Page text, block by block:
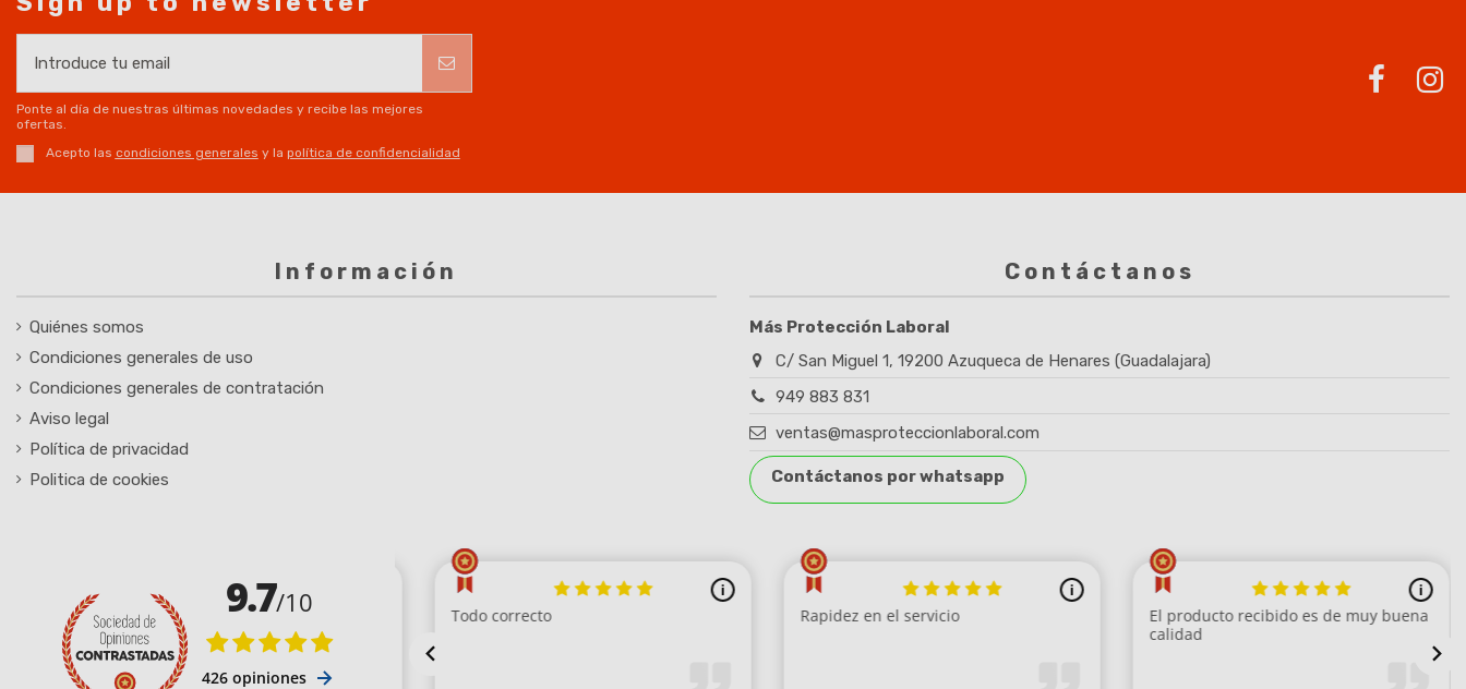
Ponte al día de nuestras últimas novedades y recibe las mejores
ofertas.
Acepto las condiciones generales y la política de confidencialidad
Información
Quiénes somos
Condiciones generales de uso
Condiciones generales de contratación
Aviso legal
Política de privacidad
Politica de cookies
Contáctanos
Más Protección Laboral
C/ San Miguel 1, 19200 Azuqueca de Henares (Guadalajara)
949 883 831
ventas@masproteccionlaboral.com
Contáctanos por whatsapp